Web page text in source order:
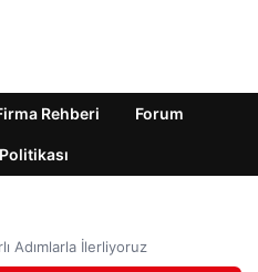
Rehberi Forum
Adımlarla İlerliyoruz